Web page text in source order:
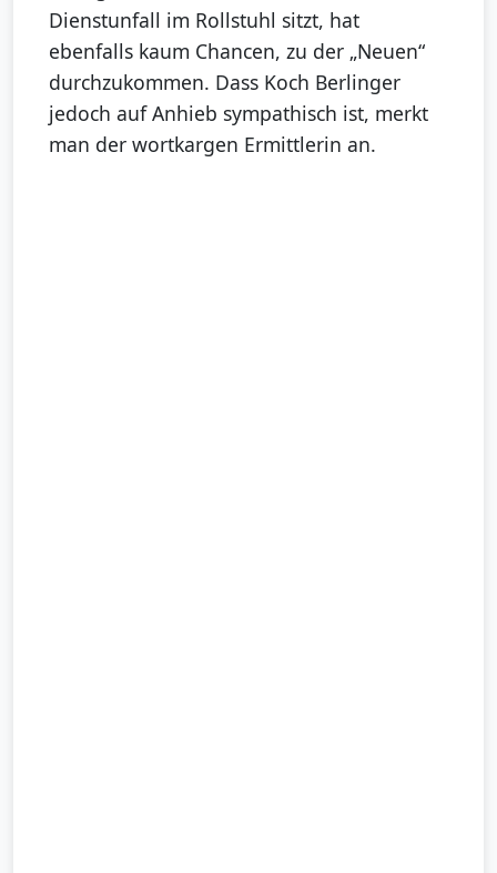
Dienstunfall im Rollstuhl sitzt, hat
ebenfalls kaum Chancen, zu der „Neuen“
durchzukommen. Dass Koch Berlinger
jedoch auf Anhieb sympathisch ist, merkt
man der wortkargen Ermittlerin an.